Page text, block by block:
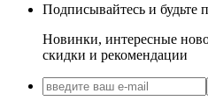
Подписывайтесь и будьте
Новинки, интересные
скидки и рекомендации